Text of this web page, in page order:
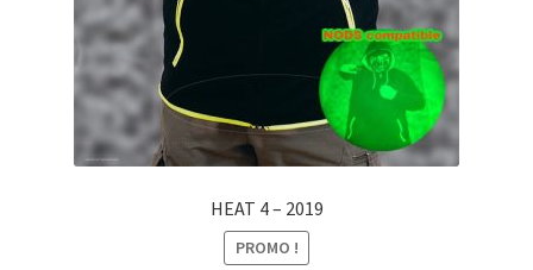
HEAT 4 – 2019
PROMO !